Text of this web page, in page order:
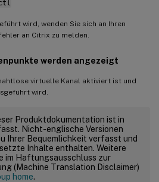
wird, wenden Sie sich an Ihren
an Citrix zu melden.
werden angezeigt
virtuelle Kanal aktiviert ist und
wird.
Produktdokumentation ist in
Nicht-englische Versionen
Ihrer Bequemlichkeit verfasst und
Inhalte enthalten. Weitere
im Haftungsausschluss zur
(Machine Translation Disclaimer)
home.